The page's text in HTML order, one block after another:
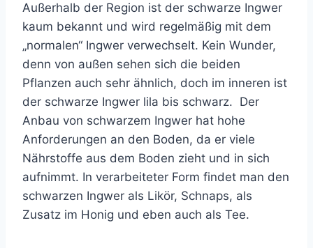
Außerhalb der Region ist der schwarze Ingwer
kaum bekannt und wird regelmäßig mit dem
„normalen“ Ingwer verwechselt. Kein Wunder,
denn von außen sehen sich die beiden
Pflanzen auch sehr ähnlich, doch im inneren ist
der schwarze Ingwer lila bis schwarz. Der
Anbau von schwarzem Ingwer hat hohe
Anforderungen an den Boden, da er viele
Nährstoffe aus dem Boden zieht und in sich
aufnimmt. In verarbeiteter Form findet man den
schwarzen Ingwer als Likör, Schnaps, als
Zusatz im Honig und eben auch als Tee.